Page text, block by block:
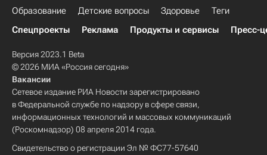
Образование Детские вопросы Здоровье
Теги
Спецпроекты
Реклама Продукты и сервисы Пресс-
Версия 2023.1 Beta
© 2026 МИА «Россия сегодня»
Вакансии
Сетевое издание РИА Новости зарегистрировано
в Федеральной службе по надзору в сфере связи,
информационных технологий и массовых коммуникаций
(Роскомнадзор) 08 апреля 2014 года.
Свидетельство о регистрации Эл № ФС77-57640